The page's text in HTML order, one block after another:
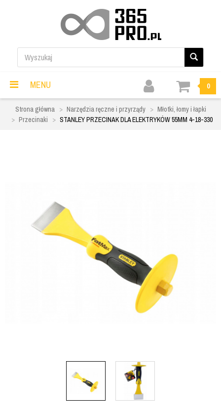
MENU 0
Strona główna Narzędzia ręczne i przyrządy
Młotki, łomy i łapki
Przecinaki
STANLEY PRZECINAK DLA ELEKTRYKÓW 55MM 4-18-330